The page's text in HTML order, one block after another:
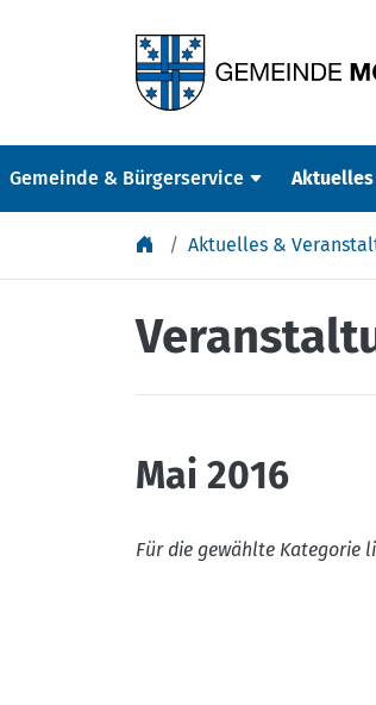
Gemeinde & Bürgerservice
Aktuelles &
Mai 2016
Für die gewählte Kategorie